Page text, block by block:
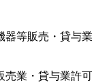
器等販売・貸与
売業・貸与業許可